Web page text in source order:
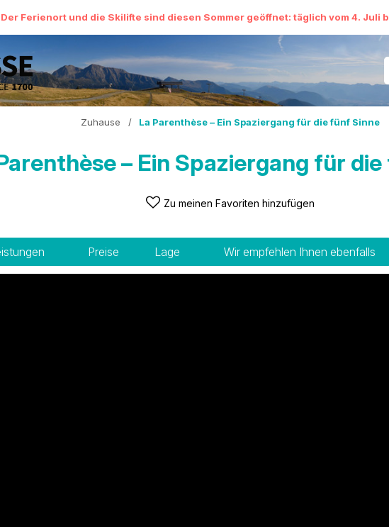
Der Ferienort und die Skilifte sind diesen Sommer geöffnet: täglich vom 4. Juli
Zuhause / La Parenthèse – Ein Spaziergang für die fünf Sinne
– Ein Spaziergang für
Zu meinen Favoriten hinzufügen
Preise Lage Wir empfehlen Ihnen ebenfalls